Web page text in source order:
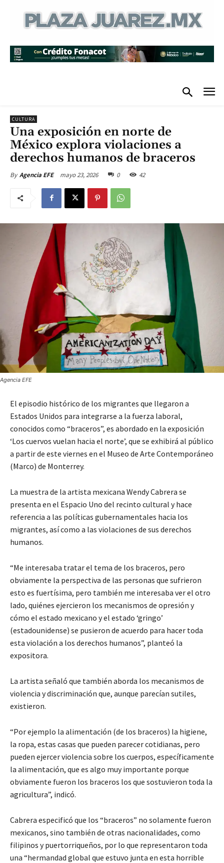
CULTURA
Una exposición en norte de
México explora violaciones a
derechos humanos de braceros
By Agencia EFE mayo 23, 2026 0 42
Agencia EFE
El episodio histórico de los migrantes que llegaron a
Estados Unidos para integrarse a la fuerza laboral,
conocidos como “braceros”, es abordado en la exposición
‘Los cuervos vuelan hacia el norte’, que se exhibirá al público
a partir de este viernes en el Museo de Arte Contemporáneo
(Marco) de Monterrey.
La muestra de la artista mexicana Wendy Cabrera se
presenta en el Espacio Uno del recinto cultural y hace
referencia a las políticas gubernamentales hacia los
migrantes, así como a las violaciones de sus derechos
humanos.
“Me interesaba tratar el tema de los braceros, pero
obviamente la perspectiva de las personas que sufrieron
esto es fuertísima, pero también me interesaba ver el otro
lado, quiénes ejercieron los mecanismos de opresión y
cómo el estado mexicano y el estado ‘gringo’
(estadounidense) se pusieron de acuerdo para hacer toda
esta violación a los derechos humanos”, planteó la
expositora.
La artista señaló que también aborda los mecanismos de
violencia y discriminación que, aunque parecían sutiles,
existieron.
“Por ejemplo la alimentación (de los braceros) la higiene,
la ropa, estas casas que pueden parecer cotidianas, pero
pueden ejercer violencia sobre los cuerpos, específicamente
la alimentación, que es algo muy importante porque
obviamente fueron los braceros los que sostuvieron toda la
agricultura”, indicó.
Cabrera especificó que los “braceros” no solamente fueron
mexicanos, sino también de otras nacionalidades, como
filipinos y puertorriqueños, por lo que representaron toda
una “hermandad global que estuvo junta en esta horrible